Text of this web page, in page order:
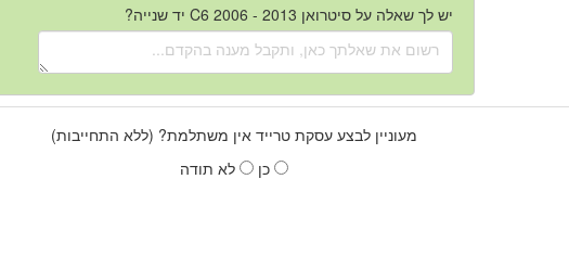
יש לך שאלה על סיטרואן C6 2006 - 2013 יד שנייה?
מעוניין לבצע עסקת טרייד אין משתלמת? (ללא התחייבות)
כן
לא תודה